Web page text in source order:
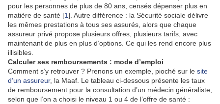
pour les personnes de plus de 80 ans, censés dépenser plus en
matière de santé [1]. Autre différence : la Sécurité sociale délivre
les mêmes prestations à tous ses assurés, alors que chaque
assureur privé propose plusieurs offres, plusieurs tarifs, avec
maintenant de plus en plus d’options. Ce qui les rend encore plus
illisibles.
Calculer ses remboursements : mode d’emploi
Comment s’y retrouver ? Prenons un exemple, pioché sur le site
d’un assureur, la Maaf. Le tableau ci-dessous présente les taux
de remboursement pour la consultation d’un médecin généraliste,
selon que l’on a choisi le niveau 1 ou 4 de l’offre de santé :